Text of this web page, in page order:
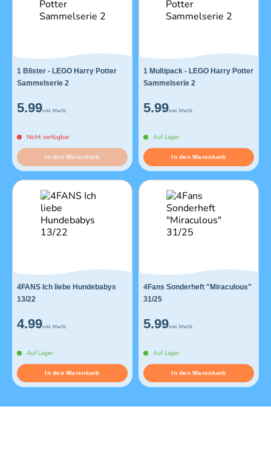
1 Blister - LEGO Harry Potter
Sammelserie 2
5.99inkl. MwSt.
Nicht verfügbar
In den Warenkorb
1 Multipack - LEGO Harry Potter
Sammelserie 2
5.99inkl. MwSt.
Auf Lager
In den Warenkorb
4FANS Ich liebe Hundebabys
13/22
4.99inkl. MwSt.
Auf Lager
In den Warenkorb
4Fans Sonderheft "Miraculous"
31/25
5.99inkl. MwSt.
Auf Lager
In den Warenkorb